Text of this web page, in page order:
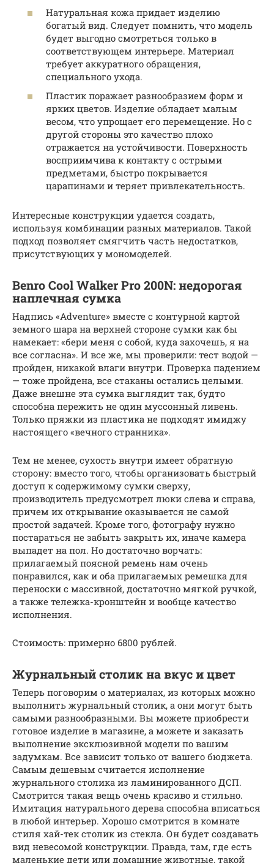
Натуральная кожа придает изделию
богатый вид. Следует помнить, что модель
будет выгодно смотреться только в
соответствующем интерьере. Материал
требует аккуратного обращения,
специального ухода.
Пластик поражает разнообразием форм и
ярких цветов. Изделие обладает малым
весом, что упрощает его перемещение. Но с
другой стороны это качество плохо
отражается на устойчивости. Поверхность
восприимчива к контакту с острыми
предметами, быстро покрывается
царапинами и теряет привлекательность.
Интересные конструкции удается создать,
используя комбинации разных материалов. Такой
подход позволяет смягчить часть недостатков,
присутствующих у мономоделей.
Benro Cool Walker Pro 200N: недорогая
наплечная сумка
Надпись «Adventure» вместе с контурной картой
земного шара на верхней стороне сумки как бы
намекает: «бери меня с собой, куда захочешь, я на
все согласна». И все же, мы проверили: тест водой —
пройден, никакой влаги внутри. Проверка падением
— тоже пройдена, все стаканы остались целыми.
Даже внешне эта сумка выглядит так, будто
способна пережить не один муссонный ливень.
Только пряжки из пластика не подходят имиджу
настоящего «вечного странника».
Тем не менее, сухость внутри имеет обратную
сторону: вместо того, чтобы организовать быстрый
доступ к содержимому сумки сверху,
производитель предусмотрел люки слева и справа,
причем их открывание оказывается не самой
простой задачей. Кроме того, фотографу нужно
постараться не забыть закрыть их, иначе камера
выпадет на пол. Но достаточно ворчать:
прилагаемый поясной ремень нам очень
понравился, как и оба прилагаемых ремешка для
переноски с массивной, достаточно мягкой ручкой,
а также тележка-кронштейн и вообще качество
исполнения.
Стоимость: примерно 6800 рублей.
Журнальный столик на вкус и цвет
Теперь поговорим о материалах, из которых можно
выполнить журнальный столик, а они могут быть
самыми разнообразными. Вы можете приобрести
готовое изделие в магазине, а можете и заказать
выполнение эксклюзивной модели по вашим
задумкам. Все зависит только от вашего бюджета.
Самым дешевым считается исполнение
журнального столика из ламинированного ДСП.
Смотрится такая вещь очень красиво и стильно.
Имитация натурального дерева способна вписаться
в любой интерьер. Хорошо смотрится в комнате
стиля хай-тек столик из стекла. Он будет создавать
вид невесомой конструкции. Правда, там, где есть
маленькие дети или домашние животные, такой